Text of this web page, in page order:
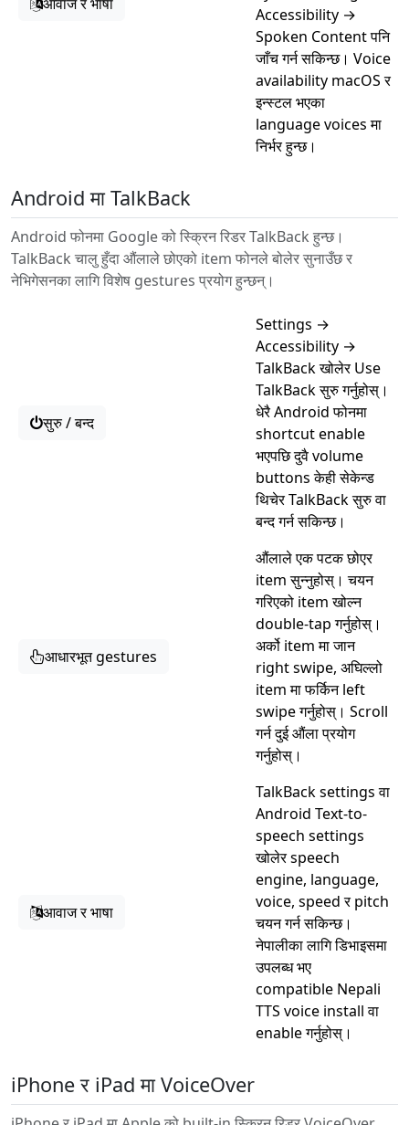
Accessibility →
Spoken Content पनि
जाँच गर्न सकिन्छ। Voice
availability macOS र
इन्स्टल भएका
language voices मा
निर्भर हुन्छ।
Android मा TalkBack
Android फोनमा Google को स्क्रिन रिडर TalkBack हुन्छ।
TalkBack चालु हुँदा औंलाले छोएको item फोनले बोलेर सुनाउँछ र
नेभिगेसनका लागि विशेष gestures प्रयोग हुन्छन्।
सुरु / बन्द
Settings →
Accessibility →
TalkBack खोलेर Use
TalkBack सुरु गर्नुहोस्।
धेरै Android फोनमा
shortcut enable
भएपछि दुवै volume
buttons केही सेकेन्ड
थिचेर TalkBack सुरु वा
बन्द गर्न सकिन्छ।
आधारभूत gestures
औंलाले एक पटक छोएर
item सुन्नुहोस्। चयन
गरिएको item खोल्न
double-tap गर्नुहोस्।
अर्को item मा जान
right swipe, अघिल्लो
item मा फर्किन left
swipe गर्नुहोस्। Scroll
गर्न दुई औंला प्रयोग
गर्नुहोस्।
आवाज र भाषा
TalkBack settings वा
Android Text-to-
speech settings
खोलेर speech
engine, language,
voice, speed र pitch
चयन गर्न सकिन्छ।
नेपालीका लागि डिभाइसमा
उपलब्ध भए
compatible Nepali
TTS voice install वा
enable गर्नुहोस्।
iPhone र iPad मा VoiceOver